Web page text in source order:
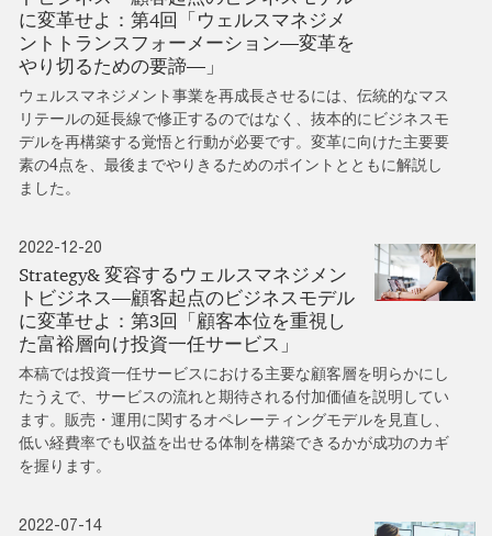
に変革せよ：第4回「ウェルスマネジメ
ントトランスフォーメーション―変革を
やり切るための要諦―」
ウェルスマネジメント事業を再成長させるには、伝統的なマス
リテールの延長線で修正するのではなく、抜本的にビジネスモ
デルを再構築する覚悟と行動が必要です。変革に向けた主要要
素の4点を、最後までやりきるためのポイントとともに解説し
ました。
2022-12-20
Strategy& 変容するウェルスマネジメン
トビジネス―顧客起点のビジネスモデル
に変革せよ：第3回「顧客本位を重視し
た富裕層向け投資一任サービス」
本稿では投資一任サービスにおける主要な顧客層を明らかにし
たうえで、サービスの流れと期待される付加価値を説明してい
ます。販売・運用に関するオペレーティングモデルを見直し、
低い経費率でも収益を出せる体制を構築できるかが成功のカギ
を握ります。
2022-07-14